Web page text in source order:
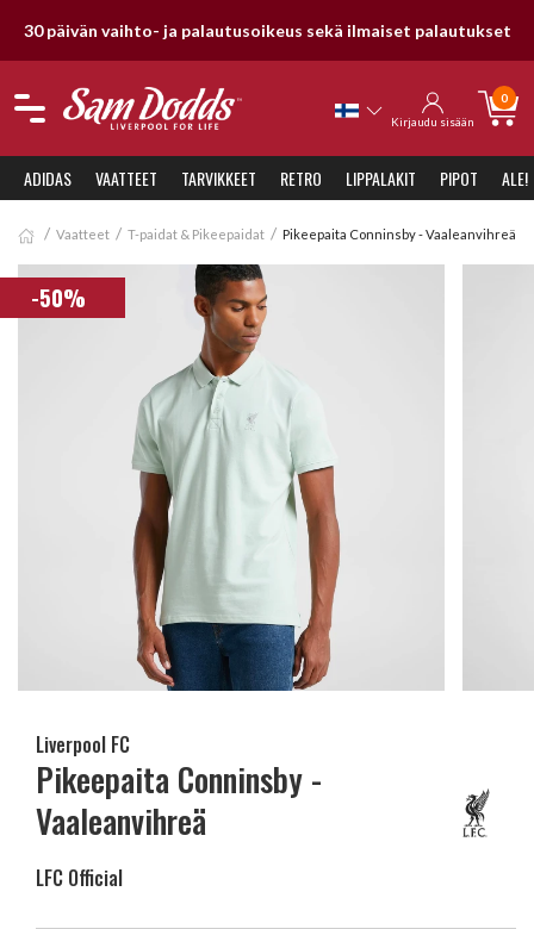
30 päivän vaihto- ja palautusoikeus sekä ilmaiset palautukset
Kirjaudu sisään
0
ADIDAS VAATTEET TARVIKKEET RETRO LIPPALAKIT PIPOT ALE!
Vaatteet T-paidat & Pikeepaidat Pikeepaita Conninsby - Vaaleanvihreä
-50%
Liverpool FC
Pikeepaita Conninsby -
Vaaleanvihreä
LFC Official